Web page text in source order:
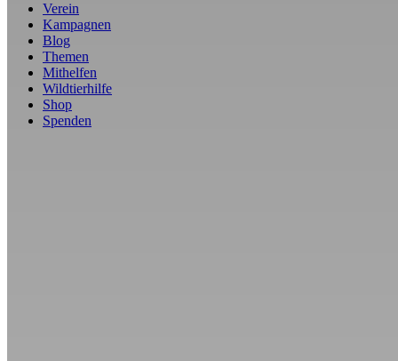
Verein
Kampagnen
Blog
Themen
Mithelfen
Wildtierhilfe
Shop
Spenden